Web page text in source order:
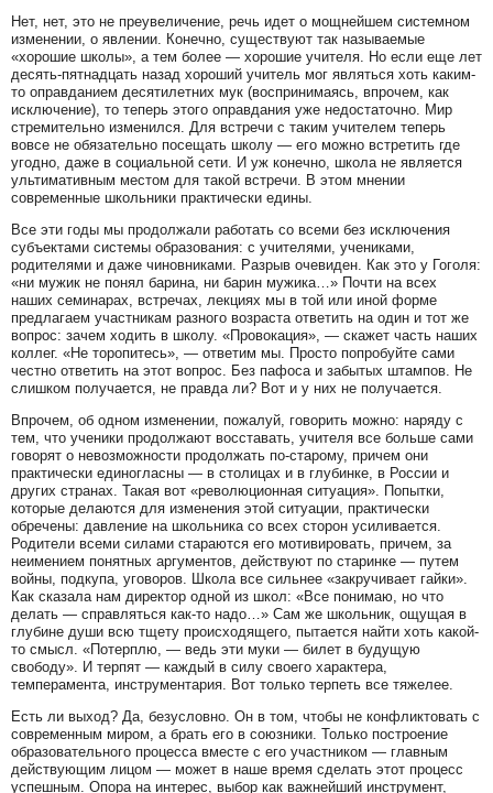
Нет, нет, это не преувеличение, речь идет о мощнейшем системном
изменении, о явлении. Конечно, существуют так называемые
«хорошие школы», а тем более — хорошие учителя. Но если еще лет
десять-пятнадцать назад хороший учитель мог являться хоть каким-
то оправданием десятилетних мук (воспринимаясь, впрочем, как
исключение), то теперь этого оправдания уже недостаточно. Мир
стремительно изменился. Для встречи с таким учителем теперь
вовсе не обязательно посещать школу — его можно встретить где
угодно, даже в социальной сети. И уж конечно, школа не является
ультимативным местом для такой встречи. В этом мнении
современные школьники практически едины.
Все эти годы мы продолжали работать со всеми без исключения
субъектами системы образования: с учителями, учениками,
родителями и даже чиновниками. Разрыв очевиден. Как это у Гоголя:
«ни мужик не понял барина, ни барин мужика…» Почти на всех
наших семинарах, встречах, лекциях мы в той или иной форме
предлагаем участникам разного возраста ответить на один и тот же
вопрос: зачем ходить в школу. «Провокация», — скажет часть наших
коллег. «Не торопитесь», — ответим мы. Просто попробуйте сами
честно ответить на этот вопрос. Без пафоса и забытых штампов. Не
слишком получается, не правда ли? Вот и у них не получается.
Впрочем, об одном изменении, пожалуй, говорить можно: наряду с
тем, что ученики продолжают восставать, учителя все больше сами
говорят о невозможности продолжать по-старому, причем они
практически единогласны — в столицах и в глубинке, в России и
других странах. Такая вот «революционная ситуация». Попытки,
которые делаются для изменения этой ситуации, практически
обречены: давление на школьника со всех сторон усиливается.
Родители всеми силами стараются его мотивировать, причем, за
неимением понятных аргументов, действуют по старинке — путем
войны, подкупа, уговоров. Школа все сильнее «закручивает гайки».
Как сказала нам директор одной из школ: «Все понимаю, но что
делать — справляться как-то надо…» Сам же школьник, ощущая в
глубине души всю тщету происходящего, пытается найти хоть какой-
то смысл. «Потерплю, — ведь эти муки — билет в будущую
свободу». И терпят — каждый в силу своего характера,
темперамента, инструментария. Вот только терпеть все тяжелее.
Есть ли выход? Да, безусловно. Он в том, чтобы не конфликтовать с
современным миром, а брать его в союзники. Только построение
образовательного процесса вместе с его участником — главным
действующим лицом — может в наше время сделать этот процесс
успешным. Опора на интерес, выбор как важнейший инструмент,